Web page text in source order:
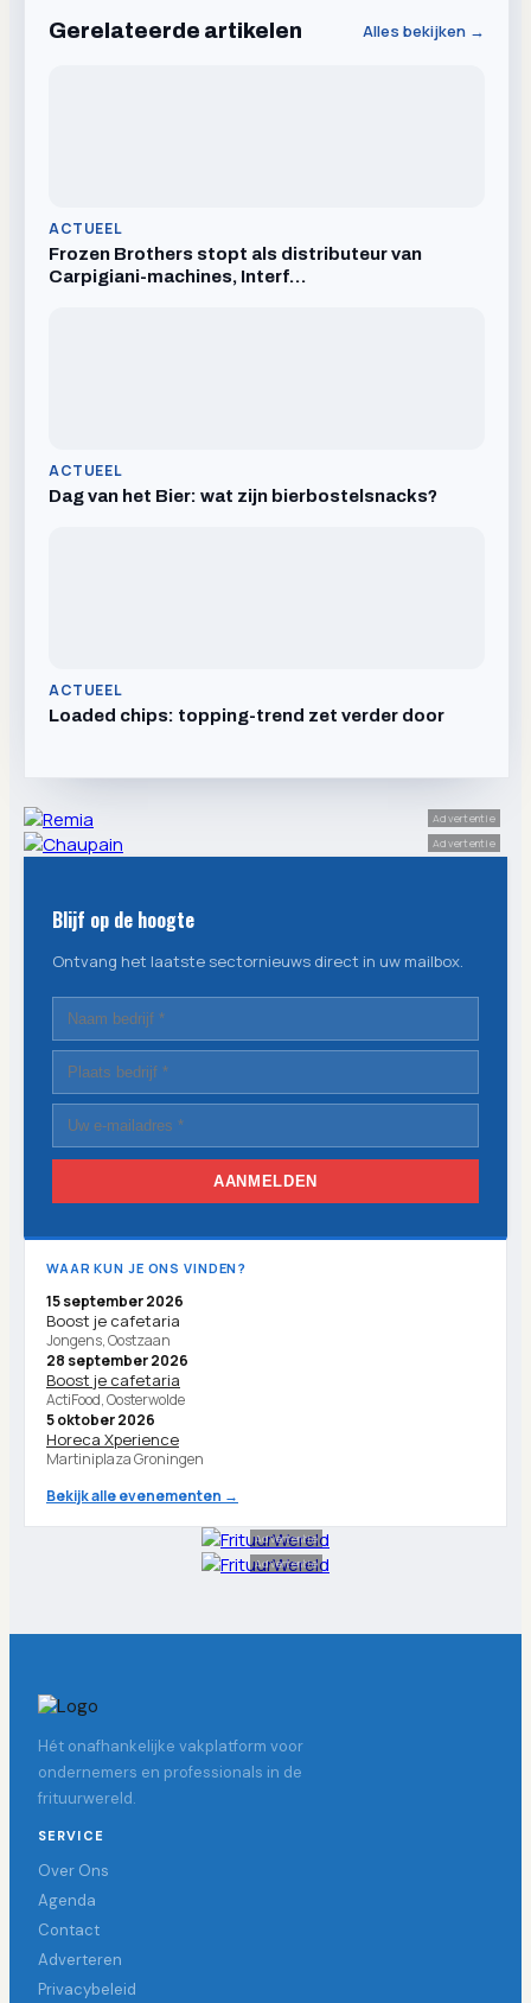
Gerelateerde artikelen Alles bekijken →
ACTUEEL
Frozen Brothers stopt als distributeur van
Carpigiani-machines, Interf…
ACTUEEL
Dag van het Bier: wat zijn bierbostelsnacks?
ACTUEEL
Loaded chips: topping-trend zet verder door
Advertentie
Advertentie
Blijf op de hoogte
Ontvang het laatste sectornieuws direct in uw mailbox.
AANMELDEN
WAAR KUN JE ONS VINDEN?
15 september 2026
Boost je cafetaria
Jongens, Oostzaan
28 september 2026
Boost je cafetaria
ActiFood, Oosterwolde
5 oktober 2026
Horeca Xperience
Martiniplaza Groningen
Bekijk alle evenementen →
Advertentie
Advertentie
Hét onafhankelijke vakplatform voor
ondernemers en professionals in de
frituurwereld.
SERVICE
Over Ons
Agenda
Contact
Adverteren
Privacybeleid